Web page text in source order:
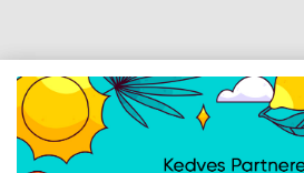
Navigáció
Hírek